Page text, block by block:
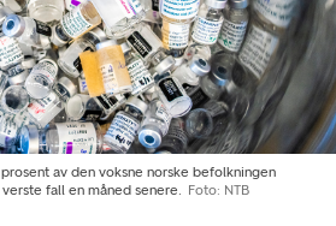
prosent av den voksne norske befolkningen
fall en måned senere.
Foto: NTB